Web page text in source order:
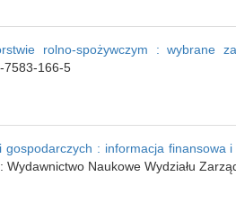
rolno-spożywczym : wybrane
7583-166-5
: informacja finansowa
Wydawnictwo Naukowe Wydziału